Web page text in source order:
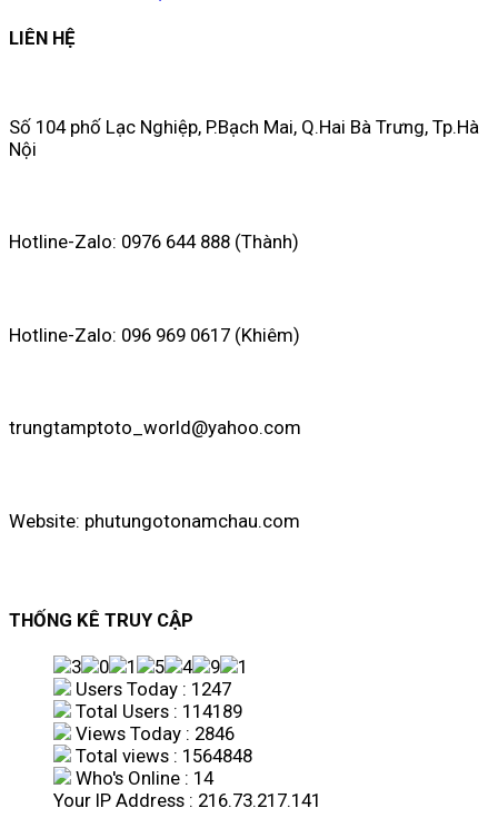
LIÊN HỆ
Số 104 phố Lạc Nghiệp, P.Bạch Mai, Q.Hai Bà Trưng, Tp.Hà
Nội
Hotline-Zalo: 0976 644 888 (Thành)
Hotline-Zalo: 096 969 0617 (Khiêm)
trungtamptoto_world@yahoo.com
Website: phutungotonamchau.com
THỐNG KÊ TRUY CẬP
Users Today : 1247
Total Users : 114189
Views Today : 2846
Total views : 1564848
Who's Online : 14
Your IP Address : 216.73.217.141